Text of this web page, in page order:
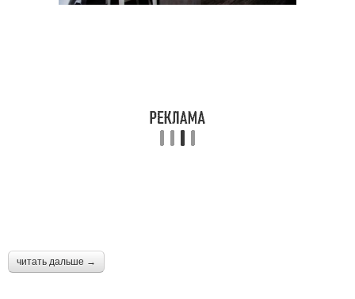
читать дальше →